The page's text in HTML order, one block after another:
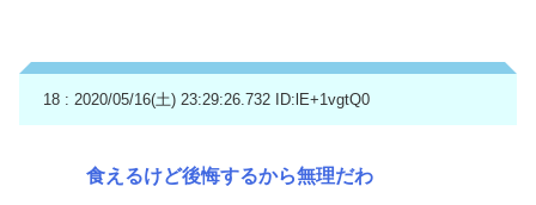
18 : 2020/05/16(土) 23:29:26.732 ID:lE+1vgtQ0
食えるけど後悔するから無理だわ